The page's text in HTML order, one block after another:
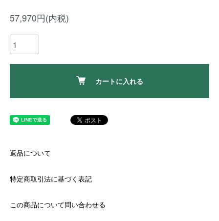
57,970円(内税)
カートに入れる
返品について
特定商取引法に基づく表記
この商品について問い合わせる